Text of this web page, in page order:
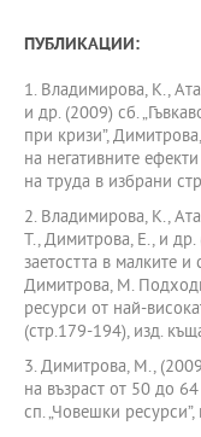
ПУБЛИКАЦИИ:
1. Владимирова, К.,
и др. (2009) сб.
при кризи”,
на негативните
на труда в избрани
2. Владимирова, К.,
Т., Димитрова, Е., и др.
заетостта в малките и
Димитрова, М.
ресурси от най-
(стр.179-194), изд.
3. Димитрова, М.,
на възраст от 50 до
сп. „Човешки